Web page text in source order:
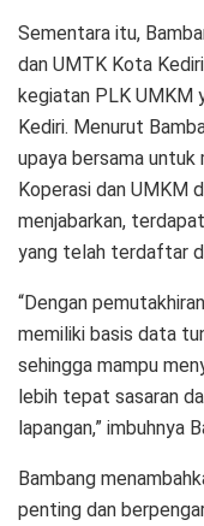
Sementara itu,
dan UMTK Kota
kegiatan PLK UMKM
Kediri. Menurut
upaya bersama
Koperasi dan UMKM
menjabarkan,
yang telah terdaftar
“Dengan
memiliki basis data
sehingga mampu
lebih tepat sasaran
lapangan,” imbuhnya
Bambang
penting dan